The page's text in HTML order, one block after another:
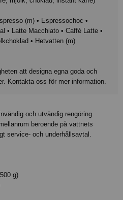
(m) • Espressochoc •
• Latte Macchiato • Caffè Latte •
• Hetvatten (m)
att designa egna goda och
Kontakta oss för mer information.
och utvändig rengöring.
beroende på vattnets
service- och underhållsavtal.
g)